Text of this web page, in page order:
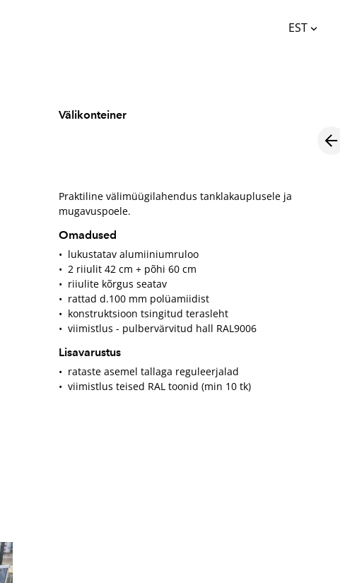
EST
Välikonteiner
Praktiline välimüügilahendus tanklakauplusele ja
mugavuspoele.
Omadused
• lukustatav alumiiniumruloo
• 2 riiulit 42 cm + põhi 60 cm
• riiulite kõrgus seatav
• rattad d.100 mm polüamiidist
• konstruktsioon tsingitud terasleht
• viimistlus - pulbervärvitud hall RAL9006
Lisavarustus
• rataste asemel tallaga reguleerjalad
• viimistlus teised RAL toonid (min 10 tk)